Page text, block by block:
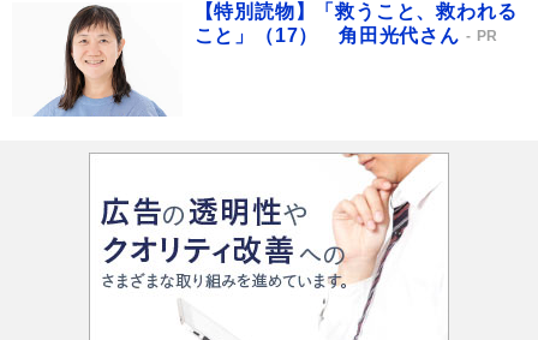
【特別読物】「救うこと、救われる
こと」（17） 角田光代さん
PR